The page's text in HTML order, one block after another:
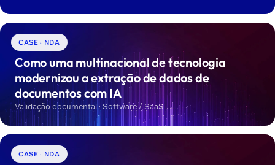
CASE · NDA
Como uma multinacional de tecnologia
modernizou a extração de dados de
documentos com IA
Validação documental · Software / SaaS
CASE · NDA